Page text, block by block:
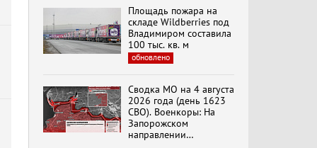
Бренды Советской
эпохи "Гжель"
«Изменимся или
вымрем»
К ГРАЖДАНАМ
Площадь пожара на
складе Wildberries под
Владимиром составила
100 тыс. кв. м
обновлено
Сводка МО на 4 августа
2026 года (день 1623
СВО). Военкоры: На
Запорожском
направлении